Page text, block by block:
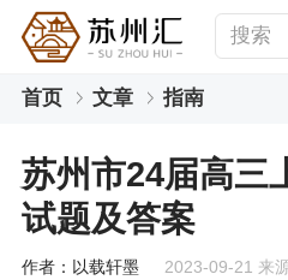
首页 文章 指南
苏州市24届高三
试题及答案
作者：以载轩墨 2023-09-21 来